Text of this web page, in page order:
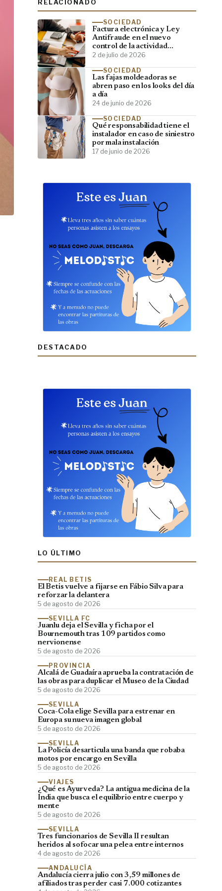
RELACIONADO
SOCIEDAD
Factura electrónica y Ley
Antifraude en el nuevo
control de la actividad
empresarial
2 de julio de 2026
SOCIEDAD
Las fajas moldeadoras se
abren paso en los looks del día
a día
24 de junio de 2026
SOCIEDAD
Qué responsabilidad tiene el
instalador en caso de siniestro
por mala instalación
17 de junio de 2026
DESTACADO
LO ÚLTIMO
REAL BETIS
El Betis vuelve a fijarse en Fábio Silva para
reforzar la delantera
5 de agosto de 2026
SEVILLA FC
Juanlu deja el Sevilla y ficha por el
Bournemouth tras 109 partidos como
nervionense
5 de agosto de 2026
PROVINCIA
Alcalá de Guadaíra aprueba la contratación de
las obras para duplicar el Museo de la Ciudad
5 de agosto de 2026
SEVILLA
Coca-Cola elige Sevilla para estrenar en
Europa su nueva imagen global
5 de agosto de 2026
SEVILLA
La Policía desarticula una banda que robaba
motos por encargo en Sevilla
5 de agosto de 2026
VIAJES
¿Qué es Ayurveda? La antigua medicina de la
India que busca el equilibrio entre cuerpo y
mente
5 de agosto de 2026
SEVILLA
Tres funcionarios de Sevilla II resultan
heridos al sofocar una pelea entre internos
4 de agosto de 2026
ANDALUCÍA
Andalucía cierra julio con 3,59 millones de
afiliados tras perder casi 7.000 cotizantes